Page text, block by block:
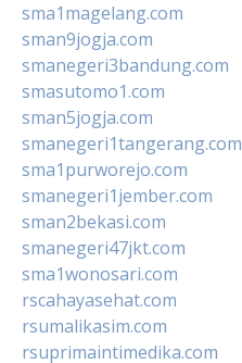
sma1magelang.com
sman9jogja.com
smanegeri3bandung.com
smasutomo1.com
sman5jogja.com
smanegeri1tangerang.com
sma1purworejo.com
smanegeri1jember.com
sman2bekasi.com
smanegeri47jkt.com
sma1wonosari.com
rscahayasehat.com
rsumalikasim.com
rsuprimaintimedika.com